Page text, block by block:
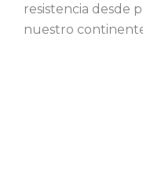
resistencia desde
nuestro